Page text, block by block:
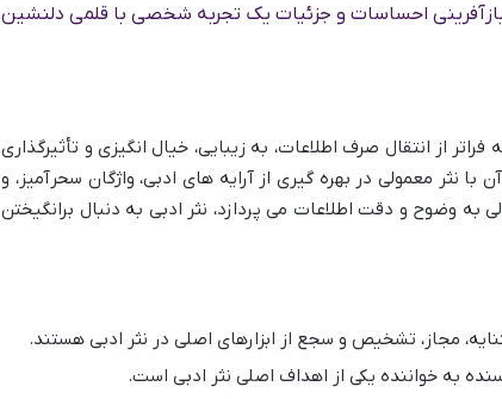
احساسات و جزئیات یک تجربه شخصی با قلمی دلنشین
از انتقال صرف اطلاعات، به زیبایی، خیال انگیزی و تأثیرگذاری
نثر معمولی در بهره گیری از آرایه های ادبی، واژگان سحرآمیز، و
به وضوح و دقت اطلاعات می پردازد، نثر ادبی به دنبال برانگیختن
مجاز، تشخیص و سجع از ابزارهای اصلی در نثر ادبی هستند.
به خواننده یکی از اهداف اصلی نثر ادبی است.